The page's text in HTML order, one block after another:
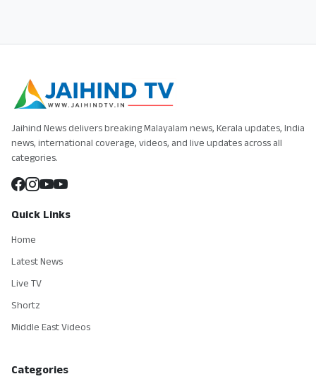
Jaihind News delivers breaking Malayalam news, Kerala updates, India
news, international coverage, videos, and live updates across all
categories.
Quick Links
Home
Latest News
Live TV
Shortz
Middle East Videos
Categories